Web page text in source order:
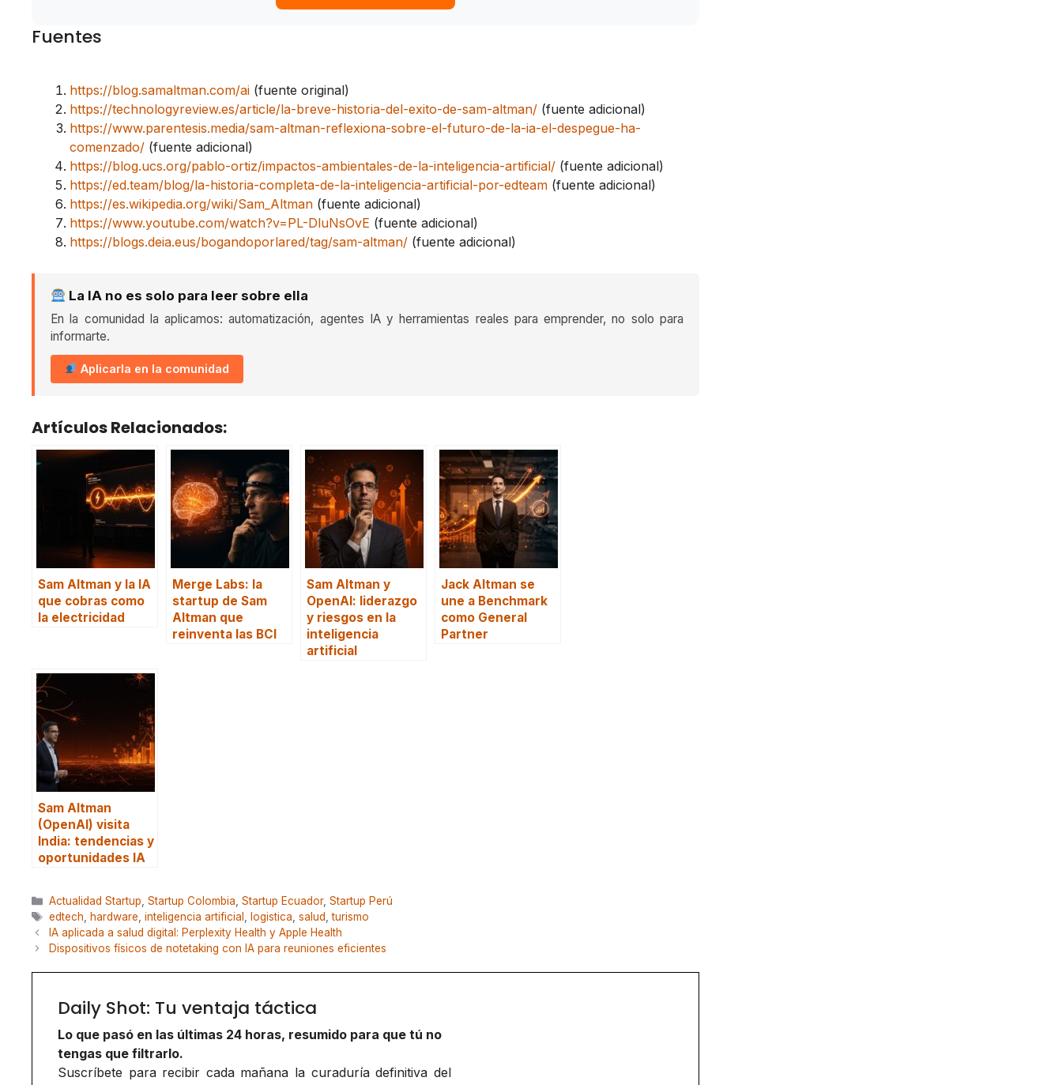
Fuentes
https://blog.samaltman.com/ai (fuente original)
https://technologyreview.es/article/la-breve-historia-del-exito-de-sam-altman/ (fuente adicional)
https://www.parentesis.media/sam-altman-reflexiona-sobre-el-futuro-de-la-ia-el-despegue-ha-
comenzado/ (fuente adicional)
https://blog.ucs.org/pablo-ortiz/impactos-ambientales-de-la-inteligencia-artificial/ (fuente adicional)
https://ed.team/blog/la-historia-completa-de-la-inteligencia-artificial-por-edteam (fuente adicional)
https://es.wikipedia.org/wiki/Sam_Altman (fuente adicional)
https://www.youtube.com/watch?v=PL-DluNsOvE (fuente adicional)
https://blogs.deia.eus/bogandoporlared/tag/sam-altman/ (fuente adicional)
La IA no es solo para leer sobre ella
En la comunidad la aplicamos: automatización, agentes IA y herramientas reales para emprender, no solo para
informarte.
Aplicarla en la comunidad
Artículos Relacionados:
Sam Altman y la IA
que cobras como
la electricidad
Merge Labs: la
startup de Sam
Altman que
reinventa las BCI
Sam Altman y
OpenAI: liderazgo
y riesgos en la
inteligencia
artificial
Jack Altman se
une a Benchmark
como General
Partner
Sam Altman
(OpenAI) visita
India: tendencias y
oportunidades IA
Categorías
Actualidad Startup Startup Colombia Startup Ecuador, Startup Perú
Etiquetas
edtech hardware inteligencia artificial logistica salud ,turismo
IA aplicada a salud digital: Perplexity Health y Apple Health
Dispositivos físicos de notetaking con IA para reuniones eficientes
Daily Shot: Tu ventaja táctica
Lo que pasó en las últimas 24 horas, resumido para que tú no
tengas que filtrarlo.
Suscríbete para recibir cada mañana la curaduría definitiva del